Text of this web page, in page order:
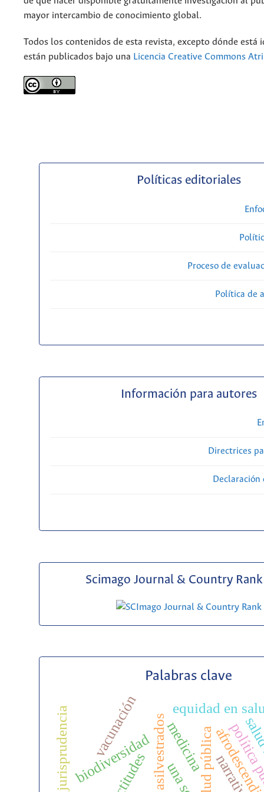
mayor intercambio de conocimiento global.
Todos los contenidos de esta revista, excepto dónde está
están publicados bajo una Licencia Creative Commons
Políticas editoriales
Proceso de
Política de
Información para autores
Directrices
Scimago Journal & Country Rank
Palabras clave
salud pública
biodiversidad
equidad en
vacunación
actitudes
medicina
jurisprudencia